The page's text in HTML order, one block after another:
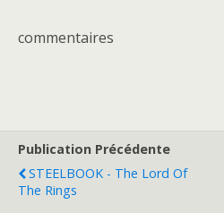
commentaires
Publication Précédente
STEELBOOK - The Lord Of
The Rings